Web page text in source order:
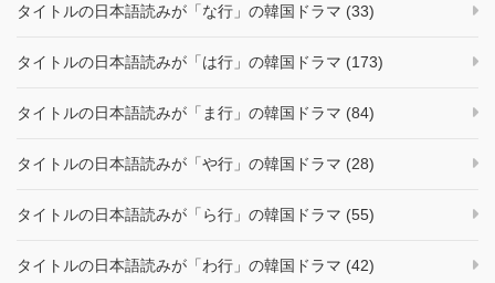
タイトルの日本語読みが「な行」の韓国ドラマ (33)
タイトルの日本語読みが「は行」の韓国ドラマ (173)
タイトルの日本語読みが「ま行」の韓国ドラマ (84)
タイトルの日本語読みが「や行」の韓国ドラマ (28)
タイトルの日本語読みが「ら行」の韓国ドラマ (55)
タイトルの日本語読みが「わ行」の韓国ドラマ (42)